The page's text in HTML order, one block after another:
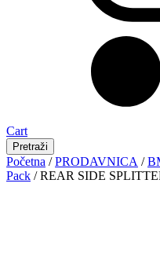
Cart
Pretraži
Početna /PRODAVNICA /
Pack / REAR SIDE